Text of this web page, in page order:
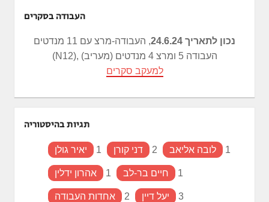
העבודה בסקרים
נכון לתאריך 24.6.24
, העבודה-מרצ עם 11 מנדטים
(N12), העבודה 5 ומרצ 4 מנדטים (מעריב)
למעקב סקרים
תגיות בהיסטוריה
יאיר גולן 1 דני קורן 2 לובה אליאב 1
אהרון ידלין 1 חיים בר-לב 1
אחדות העבודה 2 יעל דיין 3